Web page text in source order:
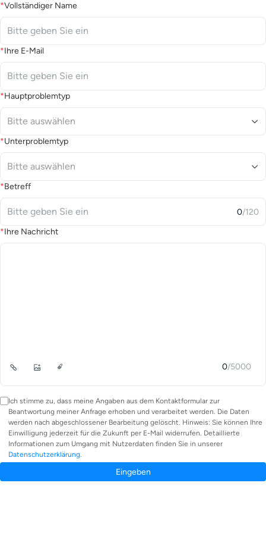
Vollständiger Name
Ihre E-Mail
Hauptproblemtyp
Bitte auswählen
Unterproblemtyp
Bitte auswählen
Betreff
0/120
Ihre Nachricht
0/5000
Ich stimme zu, dass meine Angaben aus dem Kontaktformular zur
Beantwortung meiner Anfrage erhoben und verarbeitet werden. Die Daten
werden nach abgeschlossener Bearbeitung gelöscht. Hinweis: Sie können Ihre
Einwilligung jederzeit für die Zukunft per E-Mail widerrufen. Detaillierte
Informationen zum Umgang mit Nutzerdaten finden Sie in unserer
Datenschutzerklärung.
Eingeben